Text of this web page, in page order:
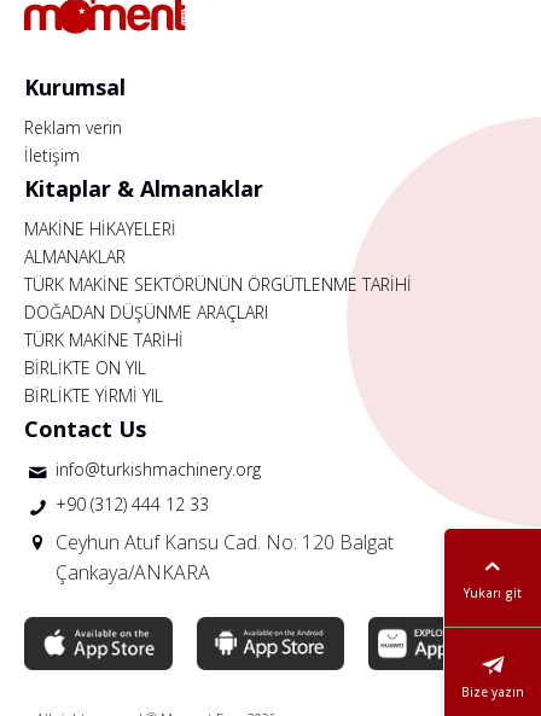
Yukarı git
Bize yazın
Kurumsal
Reklam verin
İletişim
Kitaplar & Almanaklar
MAKİNE HİKAYELERİ
ALMANAKLAR
TÜRK MAKİNE SEKTÖRÜNÜN ÖRGÜTLENME TARİHİ
DOĞADAN DÜŞÜNME ARAÇLARI
TÜRK MAKİNE TARİHİ
BİRLİKTE ON YIL
BİRLİKTE YİRMİ YIL
Contact Us
info@turkishmachinery.org
+90 (312) 444 12 33
Ceyhun Atuf Kansu Cad. No: 120 Balgat
Çankaya/ANKARA